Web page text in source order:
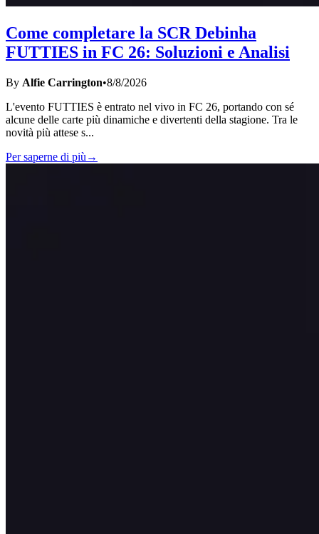
Come completare la SCR Debinha
FUTTIES in FC 26: Soluzioni e Analisi
By Alfie Carrington•8/8/2026
L'evento FUTTIES è entrato nel vivo in FC 26, portando con sé
alcune delle carte più dinamiche e divertenti della stagione. Tra le
novità più attese s...
Per saperne di più →